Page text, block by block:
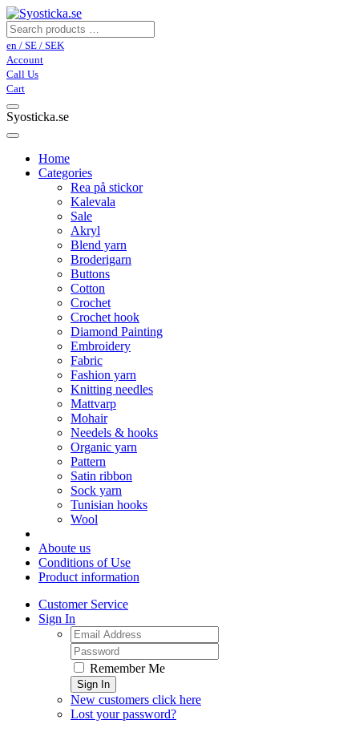
en / SE / SEK
Account
Call Us
Cart
Syosticka.se
Home
Categories
Rea på stickor
Kalevala
Sale
Akryl
Blend yarn
Broderigarn
Buttons
Cotton
Crochet
Crochet hook
Diamond Painting
Embroidery
Fabric
Fashion yarn
Knitting needles
Mattvarp
Mohair
Needels & hooks
Organic yarn
Pattern
Satin ribbon
Sock yarn
Tunisian hooks
Wool
Aboute us
Conditions of Use
Product information
Customer Service
Sign In
Remember Me
Sign In
New customers click here
Lost your password?